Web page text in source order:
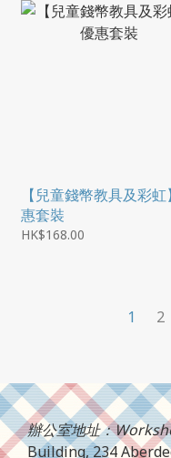
【兒童錢幣教具及彩
惠套裝
HK$168.00
1 2
辦公室地址：
Building, 234